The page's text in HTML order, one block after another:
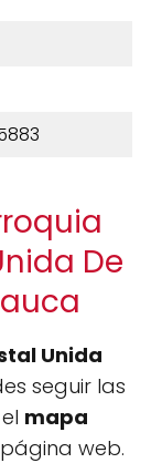
De
Unida
seguir las
mapa
web.